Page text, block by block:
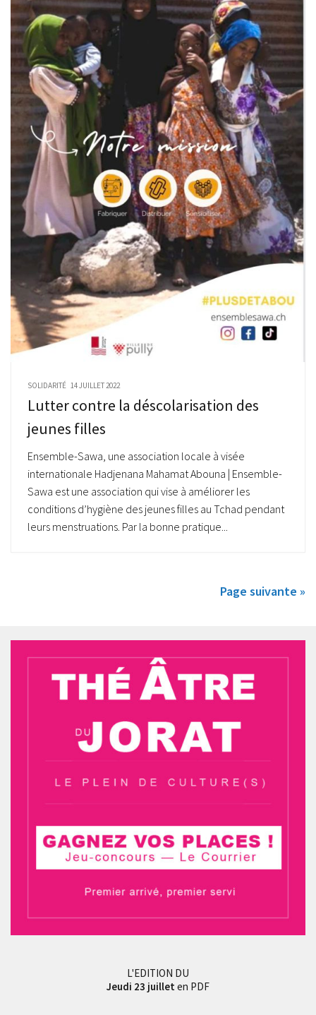
SOLIDARITÉ 14 JUILLET 2022
Lutter contre la déscolarisation des
jeunes filles
Ensemble-Sawa, une association locale à visée
internationale Hadjenana Mahamat Abouna | Ensemble-
Sawa est une association qui vise à améliorer les
conditions d’hygiène des jeunes filles au Tchad pendant
leurs menstruations. Par la bonne pratique...
Page suivante »
L'EDITION DU
Jeudi 23 juillet en PDF